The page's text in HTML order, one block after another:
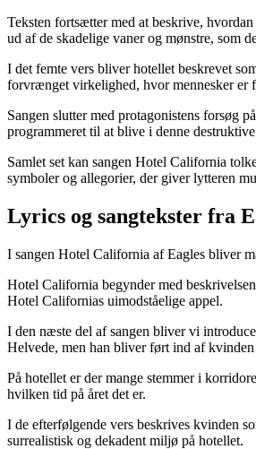
Teksten fortsætter med at beskrive,
ud af de skadelige vaner og mønstre, som
I det femte vers bliver hotellet beskrevet
forvrænget virkelighed, hvor mennesker er
Sangen slutter med protagonistens forsøg
programmeret til at blive i denne
Samlet set kan sangen Hotel California
symboler og allegorier, der giver lytteren
Lyrics og sangtekster fra
I sangen Hotel California af Eagles bliver
Hotel California begynder med
Hotel Californias uimodståelige appel.
I den næste del af sangen bliver vi
Helvede, men han bliver ført ind af
På hotellet er der mange stemmer i
hvilken tid på året det er.
I de efterfølgende vers beskrives kvinden
surrealistisk og dekadent miljø på hotellet.